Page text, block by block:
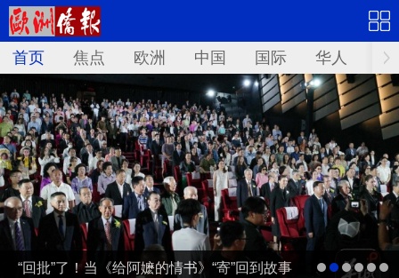
首页 焦点 欧洲 中国 国际 华人 文
“回批”了！当《给阿嬷的情书》“寄”回到故事